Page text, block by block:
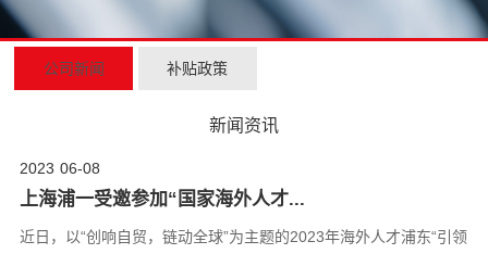
公司新闻 补贴政策
新闻资讯
06-08
2023
上海浦一受邀参加“国家海外人才...
近日，以“创响自贸，链动全球”为主题的2023年海外人才浦东“引领